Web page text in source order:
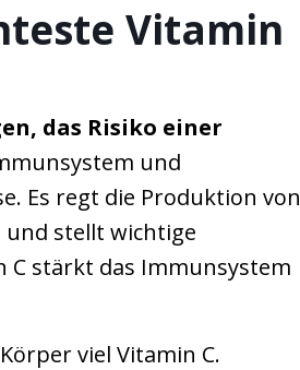
Vitamin
das Risiko einer
und
Es regt die Produktion von
stellt wichtige
C stärkt das Immunsystem
viel Vitamin C.